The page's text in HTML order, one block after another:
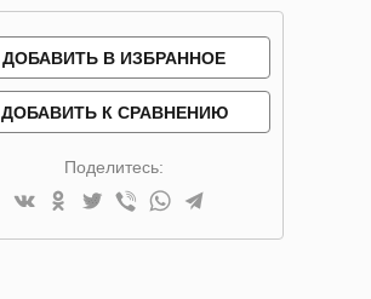
ДОБАВИТЬ В ИЗБРАННОЕ
ДОБАВИТЬ К СРАВНЕНИЮ
Поделитесь: